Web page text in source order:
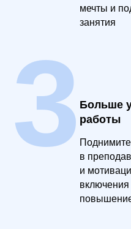
мечты и
занятия
Больше
работы
в
и
3